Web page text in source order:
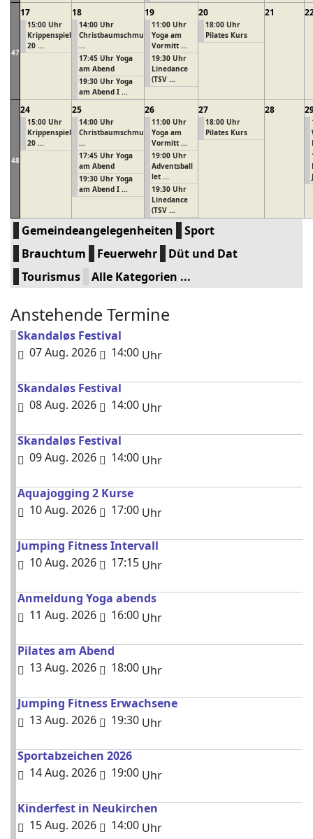
47
17
15:00 Uhr
Krippenspiel
20 ...
18
14:00 Uhr
Christbaumschmu
...
17:45 Uhr Yoga
am Abend
19:30 Uhr Yoga
am Abend I ...
19
11:00 Uhr
Yoga am
Vormitt ...
19:30 Uhr
Linedance
(TSV ...
20
18:00 Uhr
Pilates Kurs
21
48
24
15:00 Uhr
Krippenspiel
20 ...
25
14:00 Uhr
Christbaumschmu
...
17:45 Uhr Yoga
am Abend
19:30 Uhr Yoga
am Abend I ...
26
11:00 Uhr
Yoga am
Vormitt ...
19:00 Uhr
Adventsball
let ...
19:30 Uhr
Linedance
(TSV ...
27
18:00 Uhr
Pilates Kurs
28
Gemeindeangelegenheiten
Sport
Brauchtum
Feuerwehr
Düt und Dat
Tourismus
Alle Kategorien ...
Anstehende Termine
Skandaløs Festival
07 Aug. 2026
14:00 Uhr
Skandaløs Festival
08 Aug. 2026
14:00 Uhr
Skandaløs Festival
09 Aug. 2026
14:00 Uhr
Aquajogging 2 Kurse
10 Aug. 2026
17:00 Uhr
Jumping Fitness Intervall
10 Aug. 2026
17:15 Uhr
Anmeldung Yoga abends
11 Aug. 2026
16:00 Uhr
Pilates am Abend
13 Aug. 2026
18:00 Uhr
Jumping Fitness Erwachsene
13 Aug. 2026
19:30 Uhr
Sportabzeichen 2026
14 Aug. 2026
19:00 Uhr
Kinderfest in Neukirchen
15 Aug. 2026
14:00 Uhr